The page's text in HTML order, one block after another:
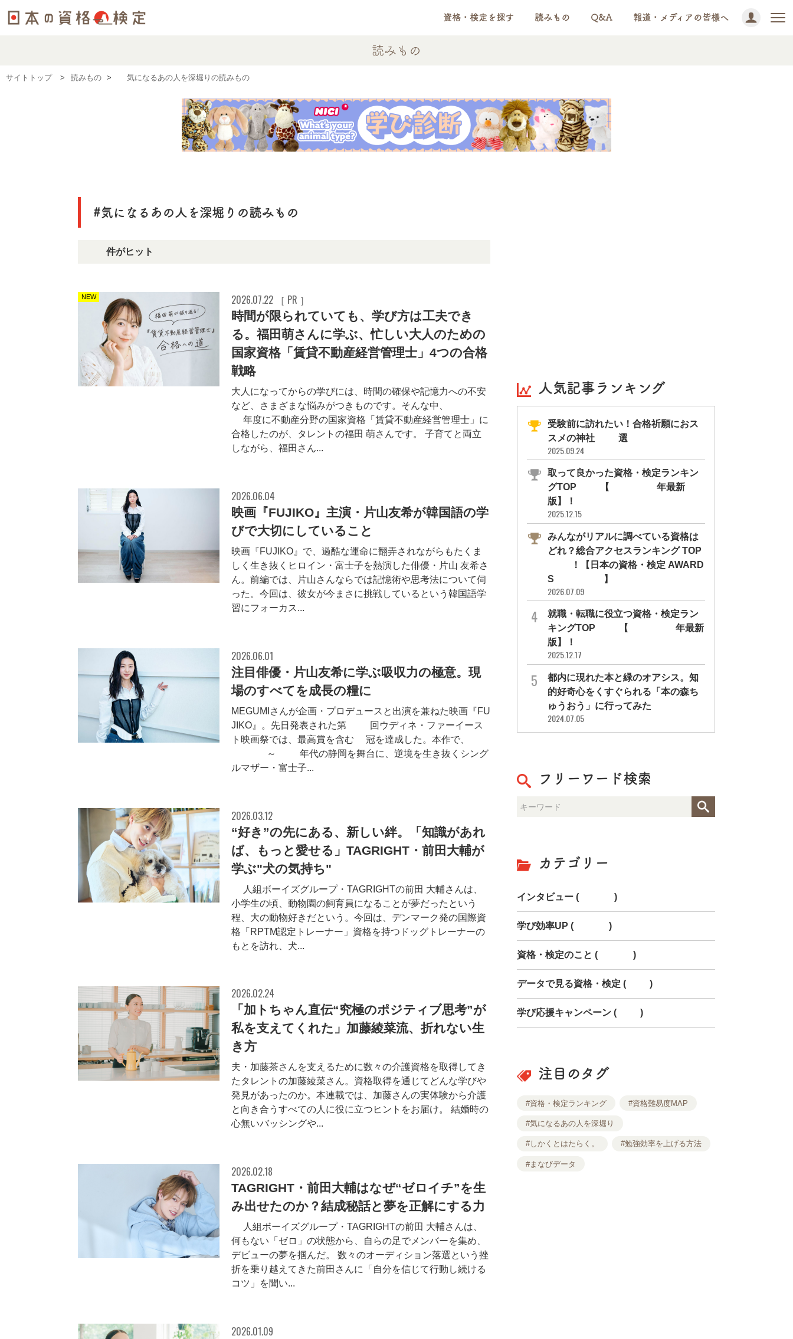
資格・検定を探す 読みもの Q&A 報道・メディアの皆様へ
読みもの
サイトトップ 読みもの #気になるあの人を深堀りの読みもの
#気になるあの人を深堀りの読みもの
52件がヒット
NEW 2026.07.22 ［ PR ］
時間が限られていても、学び方は工夫でき
る。福田萌さんに学ぶ、忙しい大人のための
国家資格「賃貸不動産経営管理士」4つの合格
戦略
大人になってからの学びには、時間の確保や記憶力への不安
など、さまざまな悩みがつきものです。そんな中、202
5年度に不動産分野の国家資格「賃貸不動産経営管理士」に
合格したのが、タレントの福田 萌さんです。 子育てと両立
しながら、福田さん...
2026.06.04
映画『FUJIKO』主演・片山友希が韓国語の学
びで大切にしていること
映画『FUJIKO』で、過酷な運命に翻弄されながらもたくま
しく生き抜くヒロイン・富士子を熱演した俳優・片山 友希さ
ん。前編では、片山さんならでは記憶術や思考法について伺
った。今回は、彼女が今まさに挑戦しているという韓国語学
習にフォーカス...
2026.06.01
注目俳優・片山友希に学ぶ吸収力の極意。現
場のすべてを成長の糧に
MEGUMIさんが企画・プロデュースと出演を兼ねた映画『FU
JIKO』。先日発表された第28回ウディネ・ファーイース
ト映画祭では、最高賞を含む2冠を達成した。本作で、1
977～80年代の静岡を舞台に、逆境を生き抜くシング
ルマザー・富士子...
2026.03.12
“好き”の先にある、新しい絆。「知識があれ
ば、もっと愛せる」TAGRIGHT・前田大輔が
学ぶ"犬の気持ち"
7人組ボーイズグループ・TAGRIGHTの前田 大輔さんは、
小学生の頃、動物園の飼育員になることが夢だったという
程、大の動物好きだという。今回は、デンマーク発の国際資
格「RPTM認定トレーナー」資格を持つドッグトレーナーの
もとを訪れ、犬...
2026.02.24
「加トちゃん直伝“究極のポジティブ思考”が
私を支えてくれた」加藤綾菜流、折れない生
き方
夫・加藤茶さんを支えるために数々の介護資格を取得してき
たタレントの加藤綾菜さん。資格取得を通じてどんな学びや
発見があったのか。本連載では、加藤さんの実体験から介護
と向き合うすべての人に役に立つヒントをお届け。 結婚時の
心無いバッシングや...
2026.02.18
TAGRIGHT・前田大輔はなぜ“ゼロイチ”を生
み出せたのか？結成秘話と夢を正解にする力
7人組ボーイズグループ・TAGRIGHTの前田 大輔さんは、
何もない「ゼロ」の状態から、自らの足でメンバーを集め、
デビューの夢を掴んだ。 数々のオーディション落選という挫
折を乗り越えてきた前田さんに「自分を信じて行動し続ける
コツ」を聞い...
2026.01.09
人気記事ランキング
受験前に訪れたい！合格祈願におス
スメの神社11選
2025.09.24
取って良かった資格・検定ランキン
グTOP10【2026年最新
版】！
2025.12.15
みんながリアルに調べている資格は
どれ？総合アクセスランキング TOP
10！【日本の資格・検定 AWARD
S 2026】
2026.07.09
就職・転職に役立つ資格・検定ラン
キングTOP30【2026年最新
版】！
2025.12.17
都内に現れた本と緑のオアシス。知
的好奇心をくすぐられる「本の森ち
ゅうおう」に行ってみた
2024.07.05
フリーワード検索
カテゴリー
インタビュー (154)
学び効率UP (268)
資格・検定のこと (150)
データで見る資格・検定 (85)
学び応援キャンペーン (78)
注目のタグ
#資格・検定ランキング #資格難易度MAP
#気になるあの人を深堀り
#しかくとはたらく。 #勉強効率を上げる方法
#まなびデータ